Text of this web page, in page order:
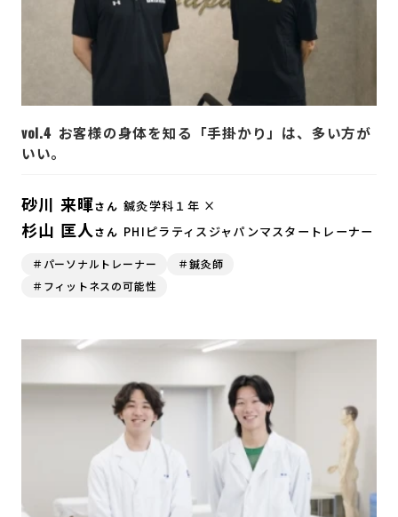
vol.4 お客様の身体を知る「手掛かり」は、多い方が
いい。
砂川 来暉さん 鍼灸学科１年 ×
杉山 匡人さん PHIピラティスジャパンマスタートレーナー
＃パーソナルトレーナー
＃鍼灸師
＃フィットネスの可能性